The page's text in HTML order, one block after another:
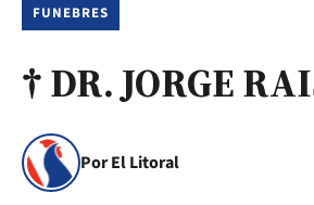
FUNEBRES
† DR. JORGE
Por El Litoral